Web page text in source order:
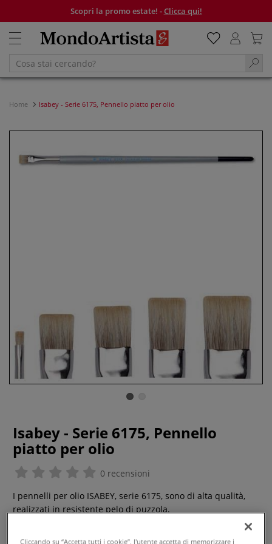
Scopri la promo estate! -Clicca qui!
Home Isabey - Serie 6175, Pennello piatto per olio
Isabey - Serie 6175, Pennello
piatto per olio
0 recensioni
I pennelli per olio ISABEY, serie 6175, sono di alta qualità,
realizzati in resistente pelo di puzzola.
Cliccando su “Accetta tutti i cookie”, l'utente accetta di memorizzare i